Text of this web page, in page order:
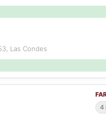
Las Condes
4